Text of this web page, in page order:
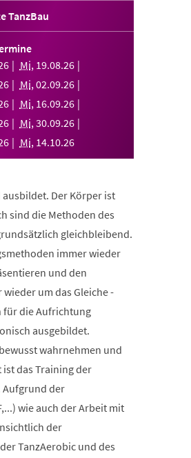
TanzBau
Mi, 19.08.26
Mi,02.09.26
Mi, 16.09.26
Mi,30.09.26
Mi, 14.10.26
ausbildet. Der Körper ist
sind die Methoden des
gleichbleibend.
immer wieder
und den
um das Gleiche -
für die Aufrichtung
ausgebildet.
wahrnehmen und
das Training der
Aufgrund der
wie auch der Arbeit mit
der
TanzAerobic und des